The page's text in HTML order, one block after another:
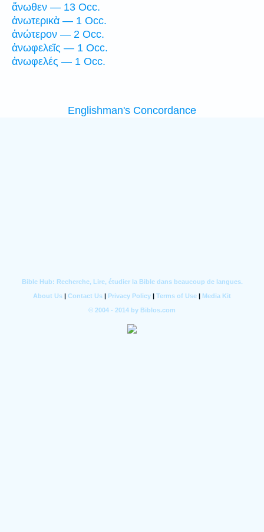
ἄνωθεν — 13 Occ.
ἀνωτερικὰ — 1 Occ.
ἀνώτερον — 2 Occ.
ἀνωφελεῖς — 1 Occ.
ἀνωφελές — 1 Occ.
Englishman's Concordance